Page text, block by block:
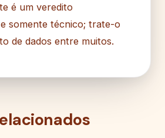
é um veredito
somente técnico; trate-o
de dados entre muitos.